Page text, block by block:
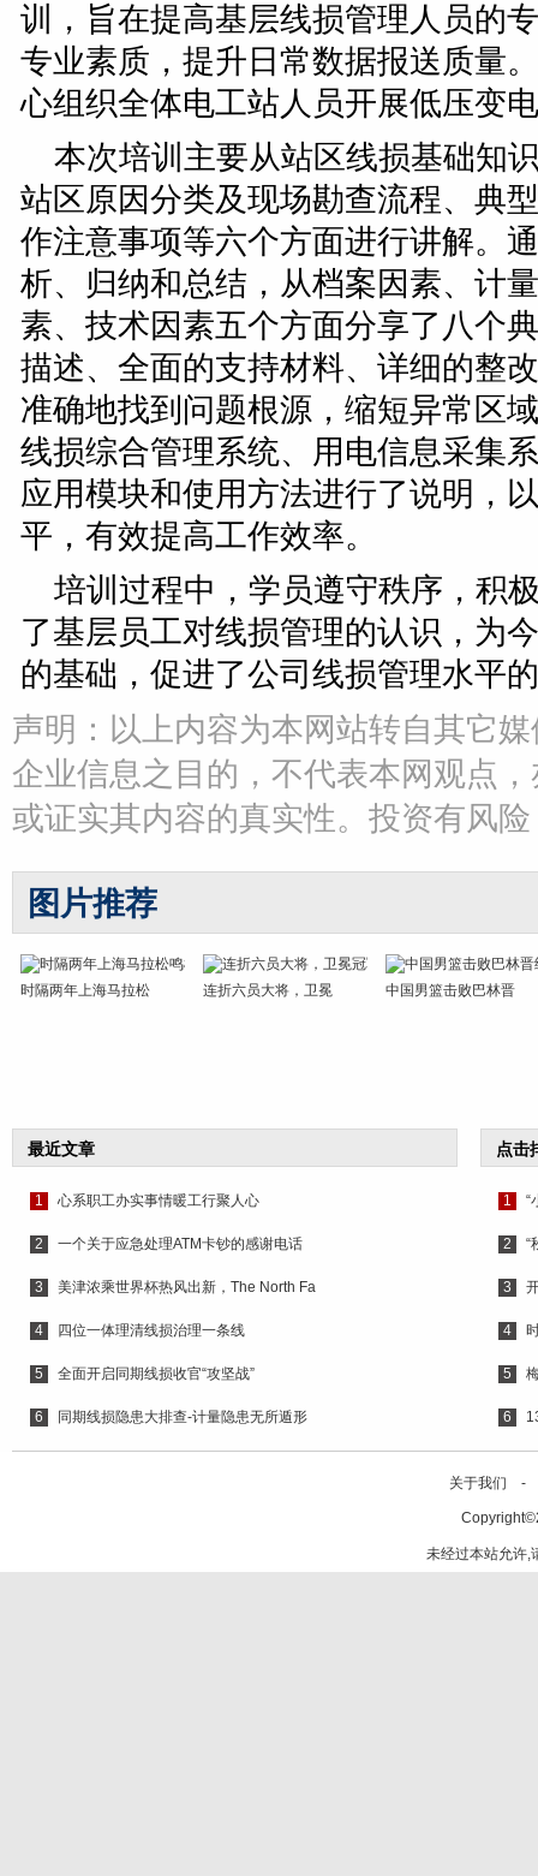
训，旨在提高基层线损管理人员的
专业素质，提升日常数据报送质量
心组织全体电工站人员开展低压变
本次培训主要从站区线损基础知
站区原因分类及现场勘查流程、典
作注意事项等六个方面进行讲解。
析、归纳和总结，从档案因素、计
素、技术因素五个方面分享了八个
描述、全面的支持材料、详细的整
准确地找到问题根源，缩短异常区
线损综合管理系统、用电信息采集
应用模块和使用方法进行了说明，
平，有效提高工作效率。
培训过程中，学员遵守秩序，积
了基层员工对线损管理的认识，为
的基础，促进了公司线损管理水平
声明：以上内容为本网站转自其它
企业信息之目的，不代表本网观点
或证实其内容的真实性。投资有风
图片推荐
时隔两年上海马拉松 连折六员大将，卫冕 中国男篮击败巴林晋
最近文章
1 心系职工办实事情暖工行聚人心
2 一个关于应急处理ATM卡钞的感谢电话
3 美津浓乘世界杯热风出新，The North Fa
4 四位一体理清线损治理一条线
5 全面开启同期线损收官“攻坚战”
6 同期线损隐患大排查-计量隐患无所遁形
点击
1 “
2 “
3
4
5
6
关于我们
未经过本站允许